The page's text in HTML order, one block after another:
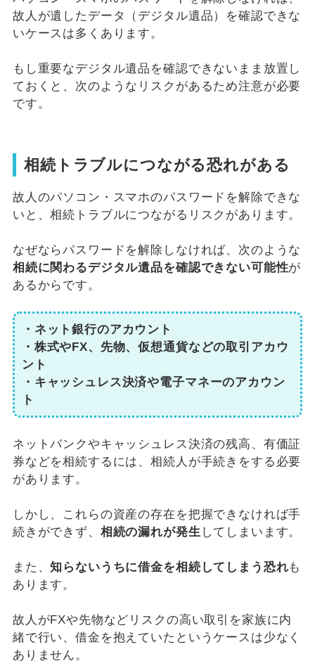
故人が遺したデータ（デジタル遺品）を確認できな
いケースは多くあります。
もし重要なデジタル遺品を確認できないまま放置し
ておくと、次のようなリスクがあるため注意が必要
です。
相続トラブルにつながる恐れがある
故人のパソコン・スマホのパスワードを解除できな
いと、相続トラブルにつながるリスクがあります。
なぜならパスワードを解除しなければ、次のような
相続に関わるデジタル遺品を確認できない可能性が
あるからです。
・ネット銀行のアカウント
・株式やFX、先物、仮想通貨などの取引アカウ
ント
・キャッシュレス決済や電子マネーのアカウン
ト
ネットバンクやキャッシュレス決済の残高、有価証
券などを相続するには、相続人が手続きをする必要
があります。
しかし、これらの資産の存在を把握できなければ手
続きができず、 相続の漏れが発生 してしまいます。
また、知らないうちに借金を相続してしまう恐れも
あります。
故人がFXや先物などリスクの高い取引を家族に内
緒で行い、借金を抱えていたというケースは少なく
ありません。